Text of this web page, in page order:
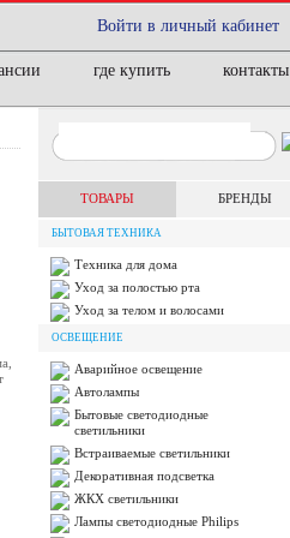
Войти в личный кабинет
где купить контакты
ТОВАРЫ БРЕНДЫ
БЫТОВАЯ ТЕХНИКА
Техника для дома
Уход за полостью рта
Уход за телом и волосами
ОСВЕЩЕНИЕ
Аварийное освещение
Автолампы
Бытовые светодиодные
светильники
Встраиваемые светильники
Декоративная подсветка
ЖКХ светильники
Лампы cветодиодные Philips